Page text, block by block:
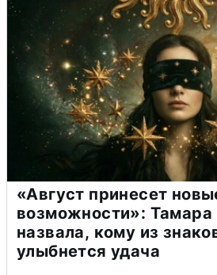
«Август принесет
возможности»: Тамара
назвала, кому из
улыбнется удача